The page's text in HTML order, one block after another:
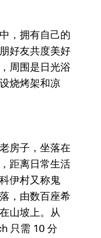
，拥有自己的
好友共度美好
周围是日光浴
烧烤架和凉
房子，坐落在
距离日常生活
伊村又称鬼
，由数百座希
山坡上。从
只需 10 分